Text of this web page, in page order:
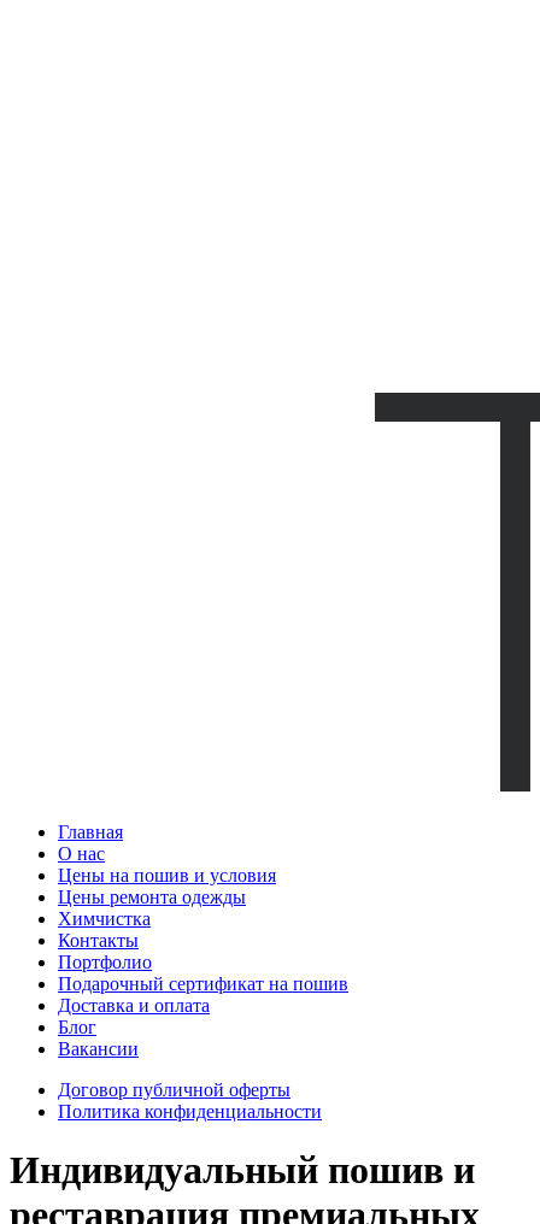
Главная
О нас
Цены на пошив и условия
Цены ремонта одежды
Химчистка
Контакты
Портфолио
Подарочный сертификат на пошив
Доставка и оплата
Блог
Вакансии
Договор публичной оферты
Политика конфиденциальности
Индивидуальный пошив и
реставрация премиальных